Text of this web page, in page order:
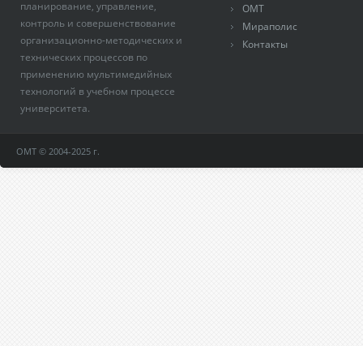
планирование, управление,
контроль и совершенствование
организационно-методических и
технических процессов по
применению мультимедийных
технологий в учебном процессе
университета.
ОМТ
Мираполис
Контакты
ОМТ © 2004-2025 г.